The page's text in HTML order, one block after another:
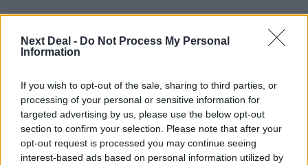
Next Deal - Do Not Process My Personal
Information
If you wish to opt-out of the sale, sharing to third parties, or
processing of your personal or sensitive information for
targeted advertising by us, please use the below opt-out
section to confirm your selection. Please note that after your
opt-out request is processed you may continue seeing
interest-based ads based on personal information utilized by
05.08.2026 - 13:37
Randy Schekman, Νομπελίστας Ιατρικής: «Σε πέντε χρόνια
μπορεί να έχουμε θεραπεία που αναστέλλει την εξέλιξη του
Πάρκινσον»